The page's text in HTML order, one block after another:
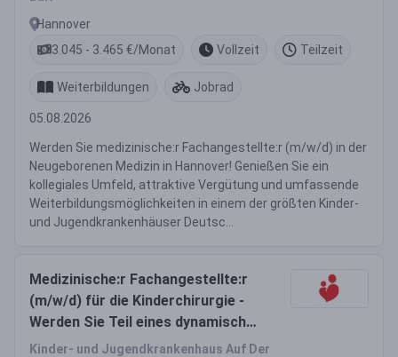
Hannover
3.045 - 3.465 €/Monat
Vollzeit Teilzeit
Weiterbildungen Jobrad
05.08.2026
Werden Sie medizinische:r Fachangestellte:r (m/w/d) in der
Neugeborenen Medizin in Hannover! Genießen Sie ein
kollegiales Umfeld, attraktive Vergütung und umfassende
Weiterbildungsmöglichkeiten in einem der größten Kinder-
und Jugendkrankenhäuser Deutsc...
Medizinische:r Fachangestellte:r
(m/w/d) für die Kinderchirurgie -
Werden Sie Teil eines dynamischen
Teams!
Kinder- und Jugendkrankenhaus Auf Der